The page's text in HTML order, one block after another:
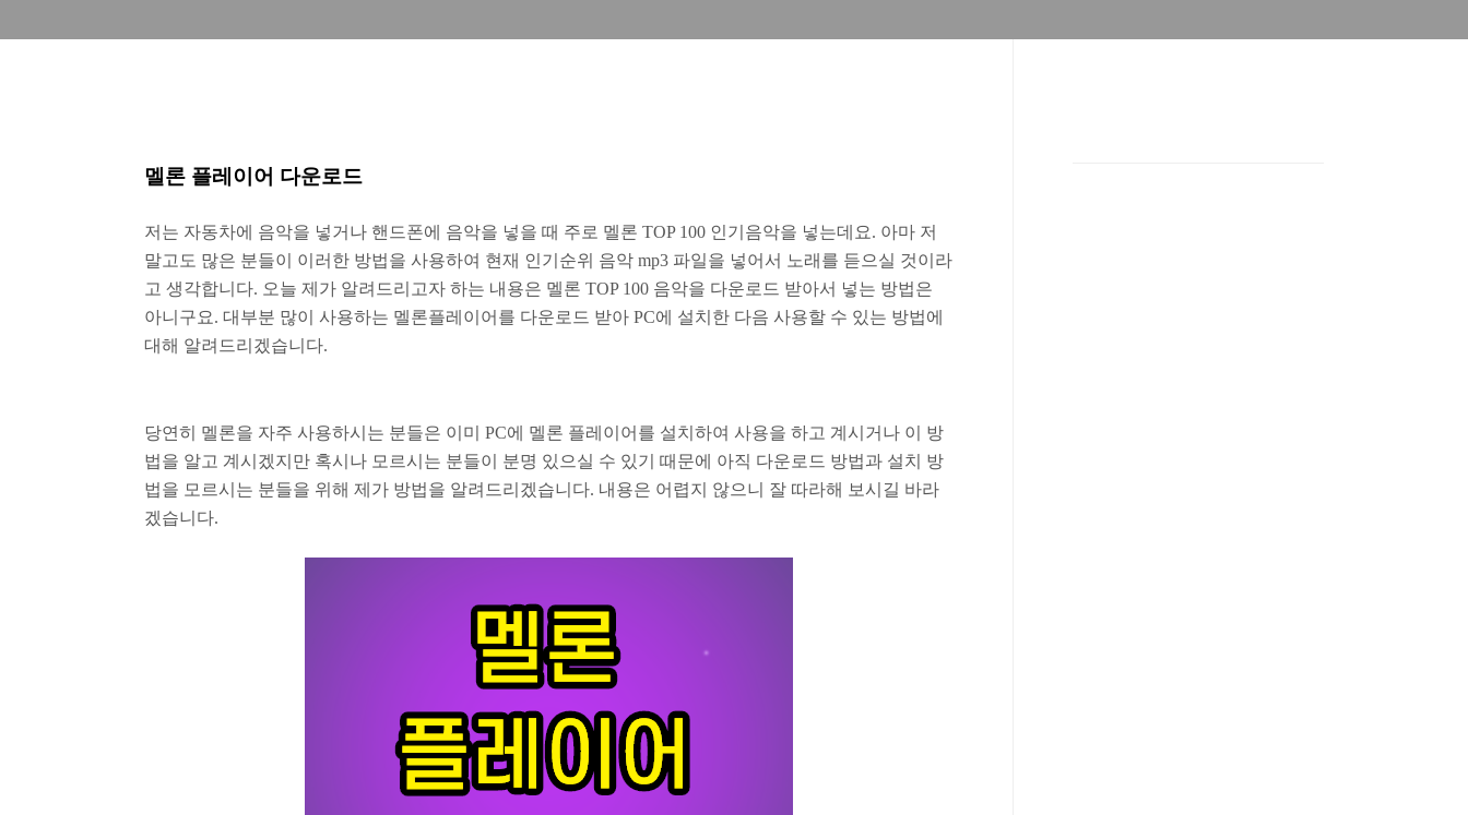
멜론 플레이어 다운로드
저는 자동차에 음악을 넣거나 핸드폰에 음악을 넣을 때 주로 멜론 TOP 100 인기음악을 넣는데요. 아마 저
말고도 많은 분들이 이러한 방법을 사용하여 현재 인기순위 음악 mp3 파일을 넣어서 노래를 듣으실 것이라
고 생각합니다. 오늘 제가 알려드리고자 하는 내용은 멜론 TOP 100 음악을 다운로드 받아서 넣는 방법은
아니구요. 대부분 많이 사용하는 멜론플레이어를 다운로드 받아 PC에 설치한 다음 사용할 수 있는 방법에
대해 알려드리겠습니다.
당연히 멜론을 자주 사용하시는 분들은 이미 PC에 멜론 플레이어를 설치하여 사용을 하고 계시거나 이 방
법을 알고 계시겠지만 혹시나 모르시는 분들이 분명 있으실 수 있기 때문에 아직 다운로드 방법과 설치 방
법을 모르시는 분들을 위해 제가 방법을 알려드리겠습니다. 내용은 어렵지 않으니 잘 따라해 보시길 바라
겠습니다.